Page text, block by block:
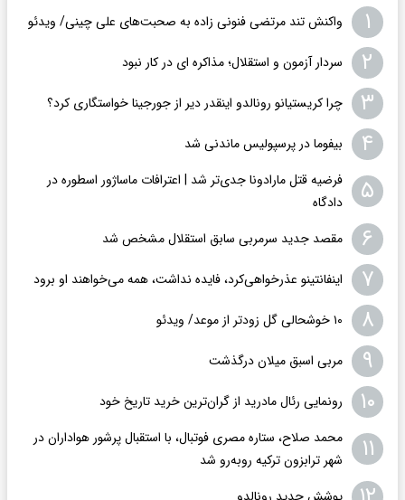
۱ واکنش تند مرتضی فنونی زاده به صحبت‌های علی چینی/ ویدئو
۲ سردار آزمون و استقلال؛ مذاکره ای در کار نبود
۳ چرا کریستیانو رونالدو اینقدر دیر از جورجینا خواستگاری کرد؟
۴ بیفوما در پرسپولیس ماندنی شد
۵
فرضیه قتل مارادونا جدی‌تر شد | اعترافات ماساژور اسطوره در
دادگاه
۶ مقصد جدید سرمربی سابق استقلال مشخص شد
۷ اینفانتینو عذرخواهی‌کرد، فایده نداشت، همه می‌خواهند او برود
۸ ۱۰ خوشحالی گل زودتر از موعد/ ویدئو
۹ مربی اسبق میلان درگذشت
۱۰ رونمایی رئال مادرید از گران‌ترین خرید تاریخ خود
۱۱
محمد صلاح، ستاره مصری فوتبال، با استقبال پرشور هواداران در
شهر ترابزون ترکیه روبه‌رو شد